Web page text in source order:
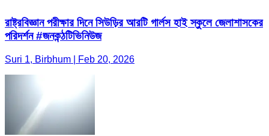
রাষ্ট্রবিজ্ঞান পরীক্ষার দিনে সিউড়ির আরটি গার্লস হাই স্কুলে জেলাশাসকের
পরিদর্শন #জনকন্ঠটিভিনিউজ
Suri 1, Birbhum | Feb 20, 2026